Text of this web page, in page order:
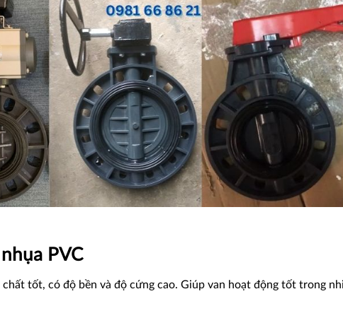
PVC
tốt, có độ bền và độ cứng cao. Giúp van hoạt động tốt trong